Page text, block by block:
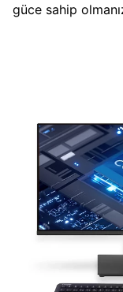
güce sahip